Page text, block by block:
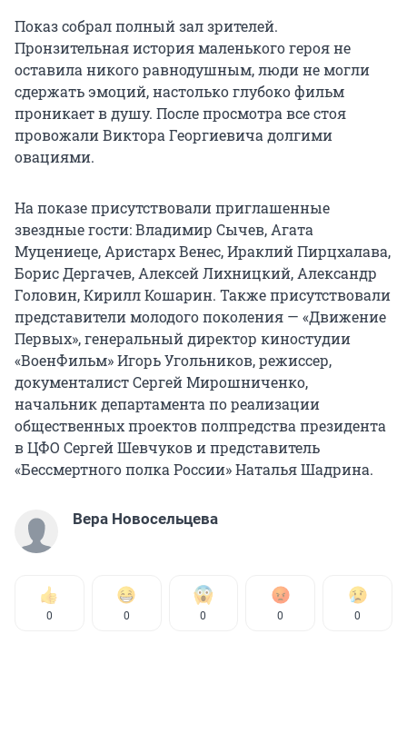
Показ собрал полный зал зрителей.
Пронзительная история маленького героя не
оставила никого равнодушным, люди не могли
сдержать эмоций, настолько глубоко фильм
проникает в душу. После просмотра все стоя
провожали Виктора Георгиевича долгими
овациями.
На показе присутствовали приглашенные
звездные гости: Владимир Сычев, Агата
Муцениеце, Аристарх Венес, Ираклий Пирцхалава,
Борис Дергачев, Алексей Лихницкий, Александр
Головин, Кирилл Кошарин. Также присутствовали
представители молодого поколения — «Движение
Первых», генеральный директор киностудии
«ВоенФильм» Игорь Угольников, режиссер,
документалист Сергей Мирошниченко,
начальник департамента по реализации
общественных проектов полпредства президента
в ЦФО Сергей Шевчуков и представитель
«Бессмертного полка России» Наталья Шадрина.
Вера Новосельцева
0 0 0 0 0